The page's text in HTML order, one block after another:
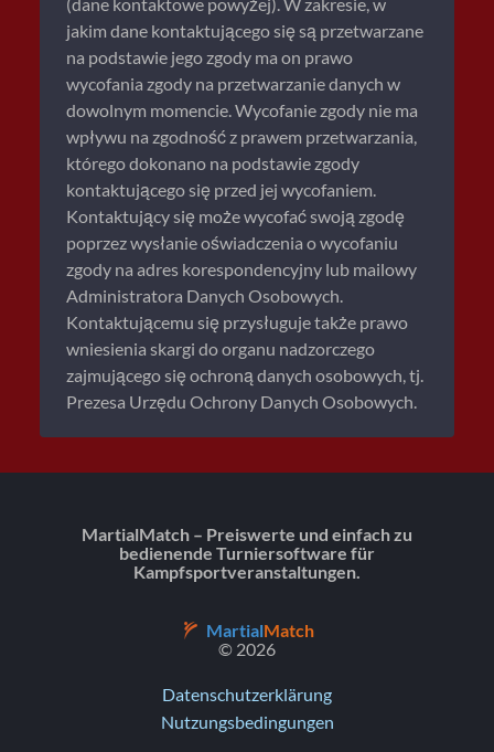
(dane kontaktowe powyżej). W zakresie, w
jakim dane kontaktującego się są przetwarzane
na podstawie jego zgody ma on prawo
wycofania zgody na przetwarzanie danych w
dowolnym momencie. Wycofanie zgody nie ma
wpływu na zgodność z prawem przetwarzania,
którego dokonano na podstawie zgody
kontaktującego się przed jej wycofaniem.
Kontaktujący się może wycofać swoją zgodę
poprzez wysłanie oświadczenia o wycofaniu
zgody na adres korespondencyjny lub mailowy
Administratora Danych Osobowych.
Kontaktującemu się przysługuje także prawo
wniesienia skargi do organu nadzorczego
zajmującego się ochroną danych osobowych, tj.
Prezesa Urzędu Ochrony Danych Osobowych.
MartialMatch – Preiswerte und einfach zu
bedienende Turniersoftware für
Kampfsportveranstaltungen.
MartialMatch
© 2026
Datenschutzerklärung
Nutzungsbedingungen